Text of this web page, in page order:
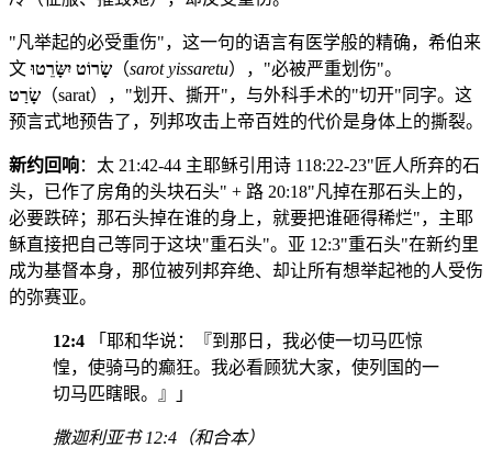
"凡举起的必受重伤"，这一句的语言有医学般的精确，希伯来
文שָׂרוֹט יִשָּׂרֵטוּ （sarot yissaretu），"必被严重划伤"。
שָׂרַט （sarat），"划开、撕开"，与外科手术的"切开"同字。这
预言式地预告了，列邦攻击上帝百姓的代价是身体上的撕裂。
新约回响：太 21:42-44 主耶稣引用诗 118:22-23"匠人所弃的石
头，已作了房角的头块石头" + 路 20:18"凡掉在那石头上的，
必要跌碎；那石头掉在谁的身上，就要把谁砸得稀烂"，主耶
稣直接把自己等同于这块"重石头"。亚 12:3"重石头"在新约里
成为基督本身，那位被列邦弃绝、却让所有想举起祂的人受伤
的弥赛亚。
12:4 「耶和华说：『到那日，我必使一切马匹惊
惶，使骑马的癫狂。我必看顾犹大家，使列国的一
切马匹瞎眼。』」
撒迦利亚书 12:4（和合本）